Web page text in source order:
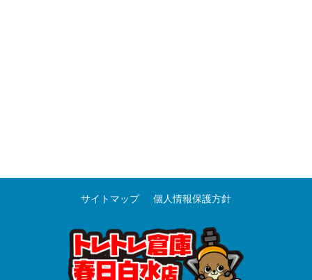
サイトマップ 個人情報保護方針